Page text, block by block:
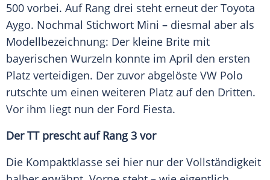
500 vorbei. Auf Rang drei steht erneut der Toyota
Aygo. Nochmal Stichwort Mini – diesmal aber als
Modellbezeichnung: Der kleine Brite mit
bayerischen Wurzeln konnte im April den ersten
Platz verteidigen. Der zuvor abgelöste VW Polo
rutschte um einen weiteren Platz auf den Dritten.
Vor ihm liegt nun der Ford Fiesta.
Der TT prescht auf Rang 3 vor
Die Kompaktklasse sei hier nur der Vollständigkeit